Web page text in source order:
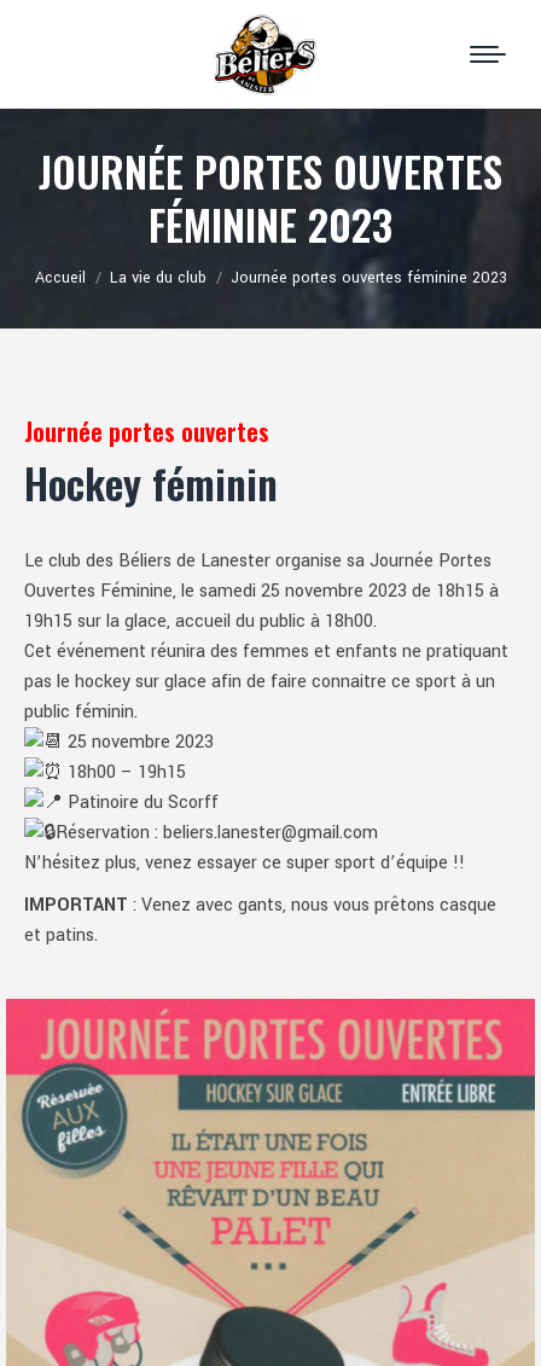
JOURNÉE PORTES OUVERTES
FÉMININE 2023
Vous êtes ici :
Accueil La vie du club Journée portes ouvertes féminine 2023
Journée portes ouvertes
Hockey féminin
Le club des Béliers de Lanester organise sa Journée Portes
Ouvertes Féminine, le samedi 25 novembre 2023 de 18h15 à
19h15 sur la glace, accueil du public à 18h00.
Cet événement réunira des femmes et enfants ne pratiquant
pas le hockey sur glace afin de faire connaitre ce sport à un
public féminin.
25 novembre 2023
18h00 – 19h15
Patinoire du Scorff
Réservation : beliers.lanester@gmail.com
N’hésitez plus, venez essayer ce super sport d’équipe !!
IMPORTANT : Venez avec gants, nous vous prêtons casque
et patins.